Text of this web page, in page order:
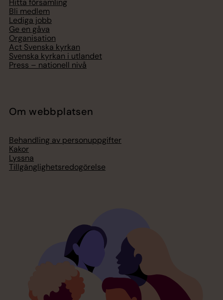
Hitta församling
Bli medlem
Lediga jobb
Ge en gåva
Organisation
Act Svenska kyrkan
Svenska kyrkan i utlandet
Press – nationell nivå
Om webbplatsen
Behandling av personuppgifter
Kakor
Lyssna
Tillgänglighetsredogörelse